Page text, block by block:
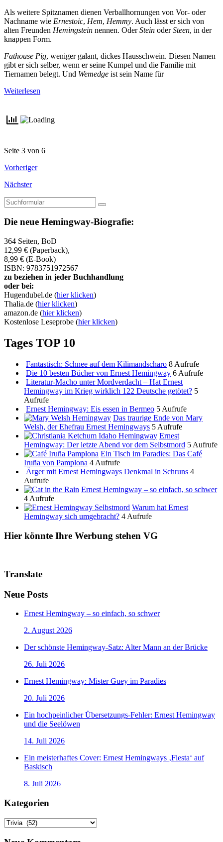
Als weitere Spitznamen dienen Verballhornungen von Vor- oder
Nachname wie Ernestoic, Hem, Hemmy. Auch lässt er sich von
alten Freunden Hemingstein nennen. OderStein oderSteen, in der
knappen Form.
Fathouse Pig, weniger galant, dickes Hausschwein. Diesen Namen
gibt er sich selber, wenn er seine Kumpel und die Familie mit
Tiernamen belegt. Und Wemedge ist sein Name für
Weiterlesen
Seite 3 von 6
Vorheriger
Nächster
Suchen
Die neue Hemingway-Biografie:
364 Seiten, BoD
12,99 € (Paperback),
8,99 € (E-Book)
ISBN: 9783751972567
zu beziehen in jeder Buchhandlung
oder bei:
Hugendubel.de (hier klicken)
Thalia.de (hier klicken)
amazon.de (hier klicken)
Kostenlose Leseprobe (hier klicken)
Tages TOP 10
Fantastisch: Schnee auf dem Kilimandscharo 8 Aufrufe
Die 10 besten Bücher von Ernest Hemingway 6 Aufrufe
Literatur-Macho unter Mordverdacht – Hat Ernest
Hemingway im Krieg wirklich 122 Deutsche getötet? 5
Aufrufe
Ernest Hemingway: Eis essen in Bermeo 5 Aufrufe
Das traurige Ende von Mary
Welsh, der Ehefrau Ernest Hemingways 5 Aufrufe
Ernest
Hemingway: Der letzte Abend vor dem Selbstmord 5 Aufrufe
Ein Tisch im Paradies: Das Café
Iruña von Pamplona 4 Aufrufe
Ärger mit Ernest Hemingways Denkmal in Schruns 4
Aufrufe
Ernest Hemingway – so einfach, so schwer
4 Aufrufe
Warum hat Ernest
Hemingway sich umgebracht? 4 Aufrufe
Hier könnte Ihre Werbung stehen VG
Translate
Neue Posts
Ernest Hemingway – so einfach, so schwer
2. August 2026
Der schönste Hemingway-Satz: Alter Mann an der Brücke
26. Juli 2026
Ernest Hemingway: Mister Guey im Paradies
20. Juli 2026
Ein hochpeinlicher Übersetzungs-Fehler: Ernest Hemingway
und die Seelöwen
14. Juli 2026
Ein meisterhaftes Cover: Ernest Hemingways ‚Fiesta‘ auf
Baskisch
8. Juli 2026
Kategorien
Kategorien